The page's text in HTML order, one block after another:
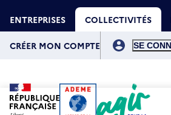
au
contenu
principal
ENTREPRISES COLLECTIVITÉS
compte
CRÉER MON COMPTE